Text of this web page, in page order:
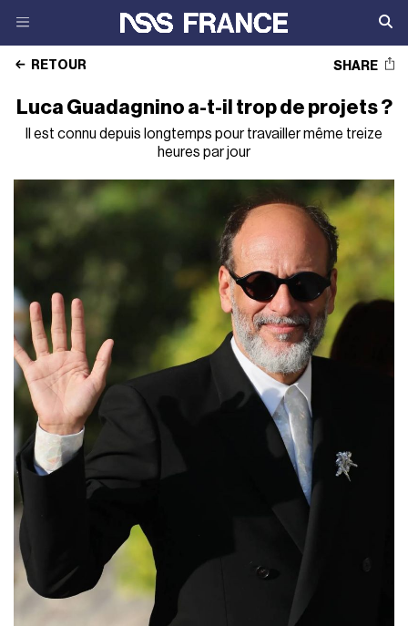
RETOUR SHARE
Luca Guadagnino a-t-il trop de projets ?
Il est connu depuis longtemps pour travailler même treize
heures par jour